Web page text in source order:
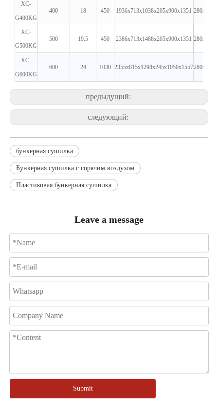
XC-
G400KG
400 18 450 1936x713x1038x205x900x1351
XC-
G500KG
500 19.5 450 2386x713x1488x205x900x1351
XC-
G600KG
600 24 1030 2355x815x1298x245x1050x1557
предыдущий:
следующий:
бункерная сушилка
Бункерная сушилка с горячим воздухом
Пластиковая бункерная сушилка
Leave a message
Submit